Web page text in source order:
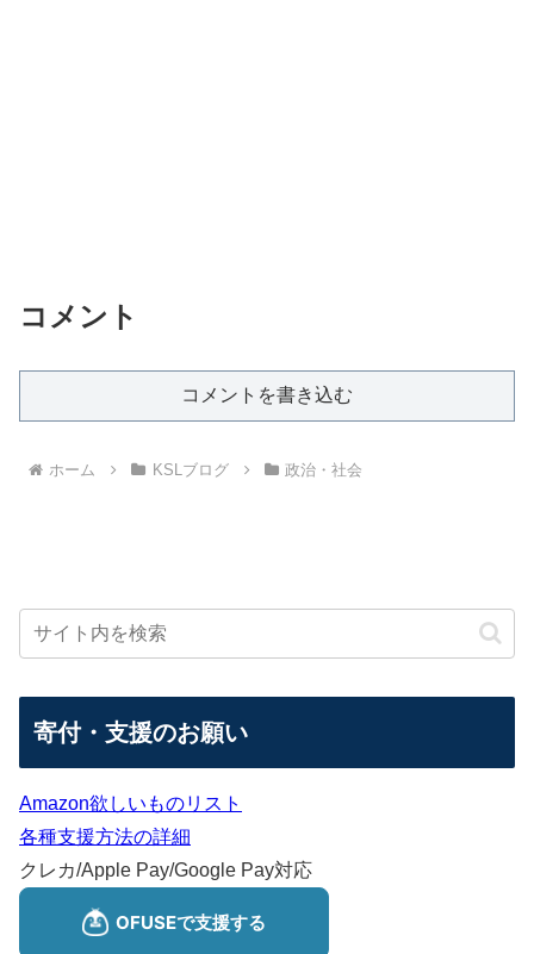
コメント
コメントを書き込む
ホーム KSLブログ 政治・社会
寄付・支援のお願い
Amazon欲しいものリスト
各種支援方法の詳細
クレカ/Apple Pay/Google Pay対応